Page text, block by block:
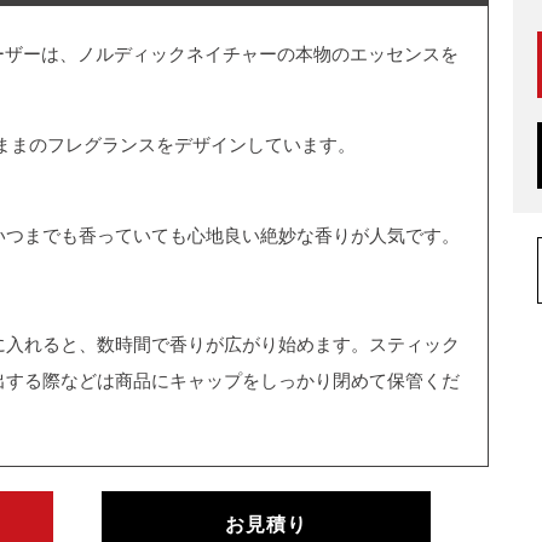
ーは、ノルディックネイチャーの本物のエッセンスを
のフレグランスをデザインしています。
までも香っていても心地良い絶妙な香りが人気です。
れると、数時間で香りが広がり始めます。スティック
る際などは商品にキャップをしっかり閉めて保管くだ
お見積り